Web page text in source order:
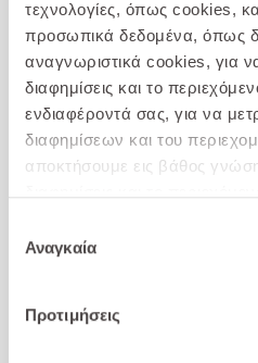
τεχνολογίες, όπως cookies,
προσωπικά δεδομένα, όπως
αναγνωριστικά cookies, για
διαφημίσεις και το
ενδιαφέροντά σας, για να
διαφημίσεων και του
αποκτήσουμε εις βάθος γνώση
και την επεξεργασία των
για αυτούς τους σκοπούς.
και να αλλάξετε τις
πάσα στιγμή επιστρέφοντας
συγκατάθεσης
Αναγκαία
Προτιμήσεις
17.800€